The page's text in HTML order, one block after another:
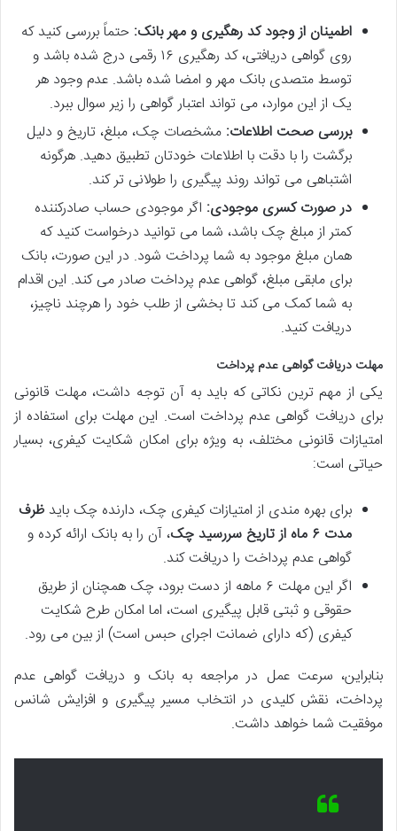
اطمینان از وجود کد رهگیری و مهر بانک: حتماً بررسی کنید که
روی گواهی دریافتی، کد رهگیری ۱۶ رقمی درج شده باشد و
توسط متصدی بانک مهر و امضا شده باشد. عدم وجود هر
یک از این موارد، می تواند اعتبار گواهی را زیر سوال ببرد.
بررسی صحت اطلاعات: مشخصات چک، مبلغ، تاریخ و دلیل
برگشت را با دقت با اطلاعات خودتان تطبیق دهید. هرگونه
اشتباهی می تواند روند پیگیری را طولانی تر کند.
در صورت کسری موجودی: اگر موجودی حساب صادرکننده
کمتر از مبلغ چک باشد، شما می توانید درخواست کنید که
همان مبلغ موجود به شما پرداخت شود. در این صورت، بانک
برای مابقی مبلغ، گواهی عدم پرداخت صادر می کند. این اقدام
به شما کمک می کند تا بخشی از طلب خود را هرچند ناچیز،
دریافت کنید.
مهلت دریافت گواهی عدم پرداخت
یکی از مهم ترین نکاتی که باید به آن توجه داشت، مهلت قانونی
برای دریافت گواهی عدم پرداخت است. این مهلت برای استفاده از
امتیازات قانونی مختلف، به ویژه برای امکان شکایت کیفری، بسیار
حیاتی است:
برای بهره مندی از امتیازات کیفری چک، دارنده چک بایدظرف
مدت ۶ ماه از تاریخ سررسید چک
، آن را به بانک ارائه کرده و
گواهی عدم پرداخت را دریافت کند.
اگر این مهلت ۶ ماهه از دست برود، چک همچنان از طریق
حقوقی و ثبتی قابل پیگیری است، اما امکان طرح شکایت
کیفری (که دارای ضمانت اجرای حبس است) از بین می رود.
بنابراین، سرعت عمل در مراجعه به بانک و دریافت گواهی عدم
پرداخت، نقش کلیدی در انتخاب مسیر پیگیری و افزایش شانس
موفقیت شما خواهد داشت.